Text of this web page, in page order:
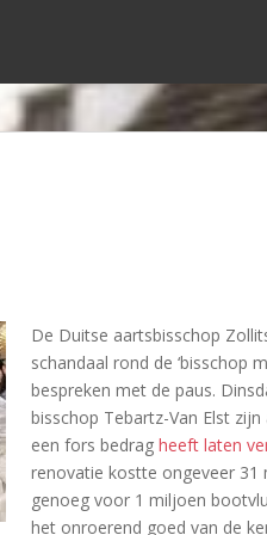
De Duitse aartsbisschop
schandaal rond de ‘bisschop
bespreken met de paus.
bisschop Tebartz-Van Elst
een fors bedrag heeft laten
renovatie kostte ongeveer 31
genoeg voor 1 miljoen
het onroerend goed van de